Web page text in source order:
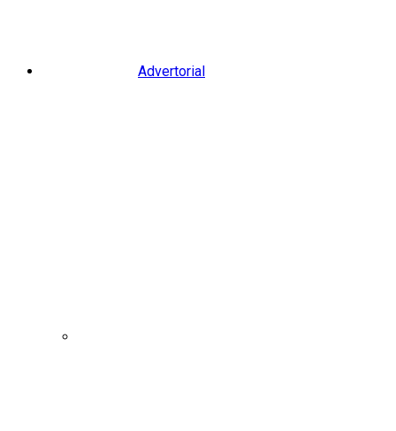
Advertorial